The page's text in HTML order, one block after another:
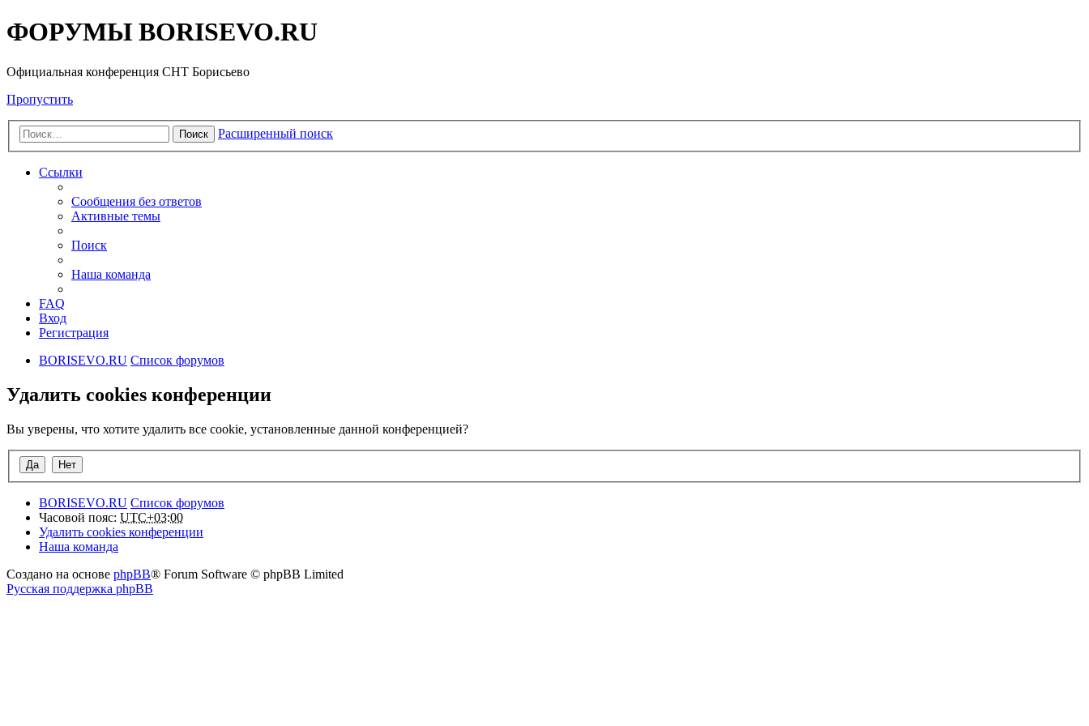
ФОРУМЫ BORISEVO.RU
Официальная конференция СНТ Борисьево
Пропустить
Поиск Расширенный поиск
Ссылки
Сообщения без ответов
Активные темы
Поиск
Наша команда
FAQ
Вход
Регистрация
BORISEVO.RU Список форумов
Удалить cookies конференции
Вы уверены, что хотите удалить все cookie, установленные данной конференцией?
BORISEVO.RU Список форумов
Часовой пояс: UTC+03:00
Удалить cookies конференции
Наша команда
Создано на основе phpBB® Forum Software © phpBB Limited
Русская поддержка phpBB